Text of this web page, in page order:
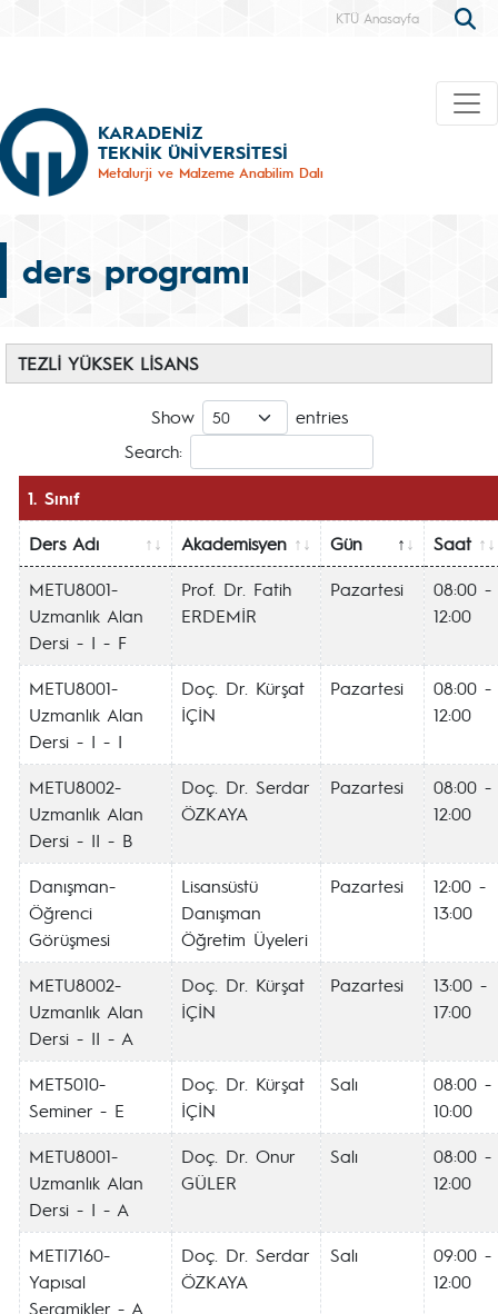
KTÜ Anasayfa
KARADENİZ
TEKNİK ÜNİVERSİTESİ
Metalurji ve Malzeme Anabilim Dalı
ders programı
TEZLİ YÜKSEK LİSANS
Show
entries
Search:
1. Sınıf
Ders Adı
Akademisyen Gün
Saat
METU8001-
Uzmanlık Alan
Dersi - I - F
Prof. Dr. Fatih
ERDEMİR
Pazartesi
08:00 -
12:00
METU8001-
Uzmanlık Alan
Dersi - I - I
Doç. Dr. Kürşat
İÇİN
Pazartesi
08:00 -
12:00
METU8002-
Uzmanlık Alan
Dersi - II - B
Doç. Dr. Serdar
ÖZKAYA
Pazartesi
08:00 -
12:00
Danışman-
Öğrenci
Görüşmesi
Lisansüstü
Danışman
Öğretim Üyeleri
Pazartesi
12:00 -
13:00
METU8002-
Uzmanlık Alan
Dersi - II - A
Doç. Dr. Kürşat
İÇİN
Pazartesi
13:00 -
17:00
MET5010-
Seminer - E
Doç. Dr. Kürşat
İÇİN
Salı
08:00 -
10:00
METU8001-
Uzmanlık Alan
Dersi - I - A
Doç. Dr. Onur
GÜLER
Salı
08:00 -
12:00
METI7160-
Yapısal
Seramikler - A
Doç. Dr. Serdar
ÖZKAYA
Salı
09:00 -
12:00